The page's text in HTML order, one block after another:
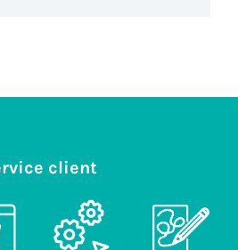
client